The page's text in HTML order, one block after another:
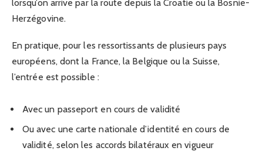
lorsqu’on arrive par la route depuis la Croatie ou la Bosnie-
Herzégovine.
En pratique, pour les ressortissants de plusieurs pays
européens, dont la France, la Belgique ou la Suisse,
l’entrée est possible :
Avec un passeport en cours de validité
Ou avec une carte nationale d’identité en cours de
validité, selon les accords bilatéraux en vigueur